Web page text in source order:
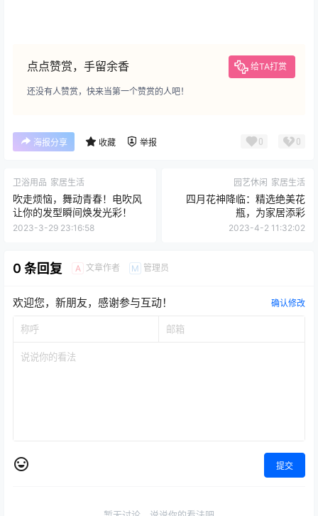
点点赞赏，手留余香 给TA打赏
还没有人赞赏，快来当第一个赞赏的人吧！
海报分享 收藏 举报 0 0
卫浴用品 家居生活
吹走烦恼，舞动青春！电吹风
让你的发型瞬间焕发光彩！
2023-3-29 23:16:58
园艺休闲 家居生活
四月花神降临：精选绝美花
瓶，为家居添彩
2023-4-2 11:32:02
0 条回复 A 文章作者 M 管理员
欢迎您，新朋友，感谢参与互动！ 确认修改
提交